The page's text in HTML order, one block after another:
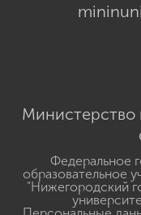
Министерство
Федеральное
образовательное
"Нижегородский